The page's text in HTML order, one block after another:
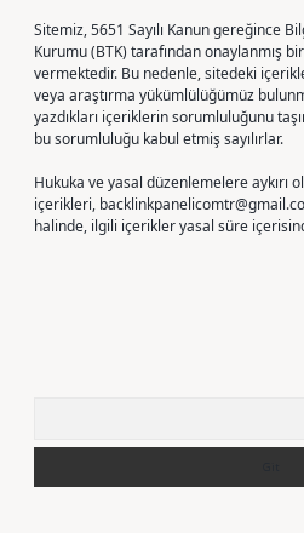
Sitemiz, 5651 Sayılı Kanun gereğince
Kurumu (BTK) tarafından onaylanmış
vermektedir. Bu nedenle, sitedeki
veya araştırma yükümlülüğümüz
yazdıkları içeriklerin sorumluluğunu
bu sorumluluğu kabul etmiş sayılırlar.
Hukuka ve yasal düzenlemelere aykırı
içerikleri,
halinde, ilgili içerikler yasal süre